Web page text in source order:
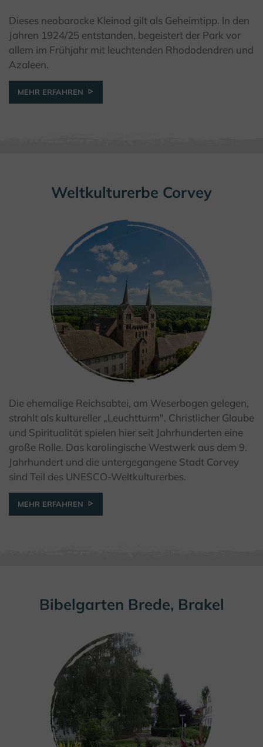
© Kulturland Kreis Höxter / K. Krajewski
Dieses neobarocke Kleinod gilt als Geheimtipp. In den
Jahren 1924/25 entstanden, begeistert der Park vor
allem im Frühjahr mit leuchtenden Rhododendren und
Azaleen.
MEHR ERFAHREN
Weltkulturerbe Corvey
© Teutoburger Wald Tourismus / D. Ketz
Die ehemalige Reichsabtei, am Weserbogen gelegen,
strahlt als kultureller „Leuchtturm". Christlicher Glaube
und Spiritualität spielen hier seit Jahrhunderten eine
große Rolle. Das karolingische Westwerk aus dem 9.
Jahrhundert und die untergegangene Stadt Corvey
sind Teil des UNESCO-Weltkulturerbes.
MEHR ERFAHREN
Bibelgarten Brede, Brakel